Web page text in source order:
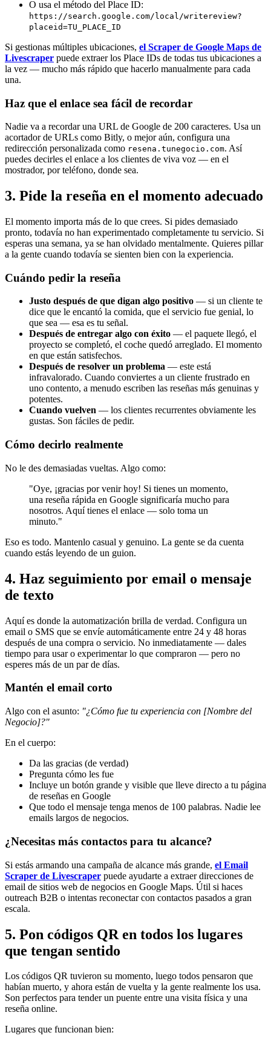
O usa el método del Place ID:
https://search.google.com/local/writereview?
placeid=TU_PLACE_ID
Si gestionas múltiples ubicaciones, el Scraper de Google Maps de
Livescraper puede extraer los Place IDs de todas tus ubicaciones a
la vez — mucho más rápido que hacerlo manualmente para cada
una.
Haz que el enlace sea fácil de recordar
Nadie va a recordar una URL de Google de 200 caracteres. Usa un
acortador de URLs como Bitly, o mejor aún, configura una
redirección personalizada como resena.tunegocio.com. Así
puedes decirles el enlace a los clientes de viva voz — en el
mostrador, por teléfono, donde sea.
3. Pide la reseña en el momento adecuado
El momento importa más de lo que crees. Si pides demasiado
pronto, todavía no han experimentado completamente tu servicio. Si
esperas una semana, ya se han olvidado mentalmente. Quieres pillar
a la gente cuando todavía se sienten bien con la experiencia.
Cuándo pedir la reseña
Justo después de que digan algo positivo — si un cliente te
dice que le encantó la comida, que el servicio fue genial, lo
que sea — esa es tu señal.
Después de entregar algo con éxito — el paquete llegó, el
proyecto se completó, el coche quedó arreglado. El momento
en que están satisfechos.
Después de resolver un problema — este está
infravalorado. Cuando conviertes a un cliente frustrado en
uno contento, a menudo escriben las reseñas más genuinas y
potentes.
Cuando vuelven — los clientes recurrentes obviamente les
gustas. Son fáciles de pedir.
Cómo decirlo realmente
No le des demasiadas vueltas. Algo como:
"Oye, ¡gracias por venir hoy! Si tienes un momento,
una reseña rápida en Google significaría mucho para
nosotros. Aquí tienes el enlace — solo toma un
minuto."
Eso es todo. Mantenlo casual y genuino. La gente se da cuenta
cuando estás leyendo de un guion.
4. Haz seguimiento por email o mensaje
de texto
Aquí es donde la automatización brilla de verdad. Configura un
email o SMS que se envíe automáticamente entre 24 y 48 horas
después de una compra o servicio. No inmediatamente — dales
tiempo para usar o experimentar lo que compraron — pero no
esperes más de un par de días.
Mantén el email corto
Algo con el asunto: "¿Cómo fue tu experiencia con [Nombre del
Negocio]?"
En el cuerpo:
Da las gracias (de verdad)
Pregunta cómo les fue
Incluye un botón grande y visible que lleve directo a tu página
de reseñas en Google
Que todo el mensaje tenga menos de 100 palabras. Nadie lee
emails largos de negocios.
¿Necesitas más contactos para tu alcance?
Si estás armando una campaña de alcance más grande, el Email
Scraper de Livescraper puede ayudarte a extraer direcciones de
email de sitios web de negocios en Google Maps. Útil si haces
outreach B2B o intentas reconectar con contactos pasados a gran
escala.
5. Pon códigos QR en todos los lugares
que tengan sentido
Los códigos QR tuvieron su momento, luego todos pensaron que
habían muerto, y ahora están de vuelta y la gente realmente los usa.
Son perfectos para tender un puente entre una visita física y una
reseña online.
Lugares que funcionan bien: